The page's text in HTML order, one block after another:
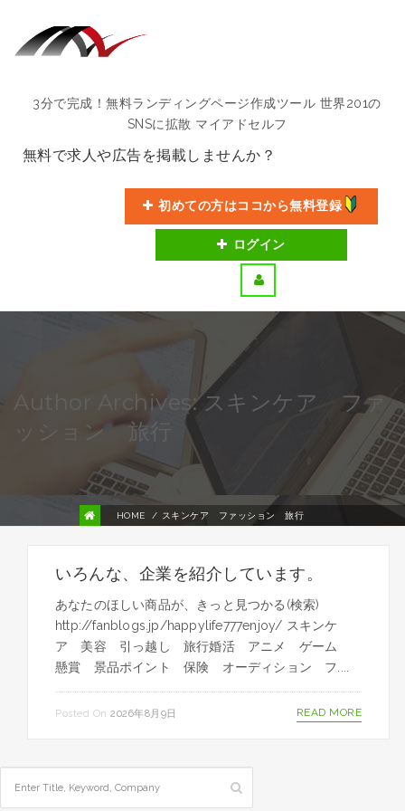
3分で完成！無料ランディングページ作成ツール 世界201の
SNSに拡散 マイアドセルフ
無料で求人や広告を掲載しませんか？
初めての方はココから無料登録
ログイン
Author Archives: スキンケア ファ
ッション 旅行
HOME スキンケア ファッション 旅行
いろんな、企業を紹介しています。
あなたのほしい商品が、きっと見つかる(検索)
http://fanblogs.jp/happylife777enjoy/ スキンケ
ア 美容 引っ越し 旅行婚活 アニメ ゲーム
懸賞 景品ポイント 保険 オーディション フ....
Posted On 2026年8月9日 READ MORE